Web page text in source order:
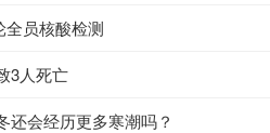
全员核酸检测
3人死亡
还会经历更多寒潮吗？